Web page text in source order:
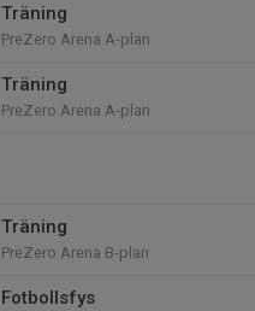
Träning
PreZero Arena A-plan
Träning
PreZero Arena A-plan
Träning
PreZero Arena B-plan
Fotbollsfys